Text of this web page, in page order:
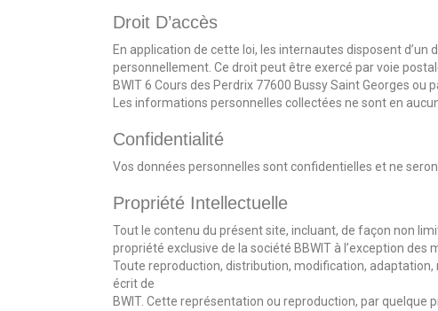
Droit D’accès
En application de cette loi, les internautes disposent
personnellement. Ce droit peut être exercé par voie
BWIT 6 Cours des Perdrix 77600 Bussy Saint Georges
Les informations personnelles collectées ne sont en
Confidentialité
Vos données personnelles sont confidentielles et ne
Propriété Intellectuelle
Tout le contenu du présent site, incluant, de façon non
propriété exclusive de la société BBWIT à l’exception
Toute reproduction, distribution, modification,
écrit de
BWIT. Cette représentation ou reproduction, par